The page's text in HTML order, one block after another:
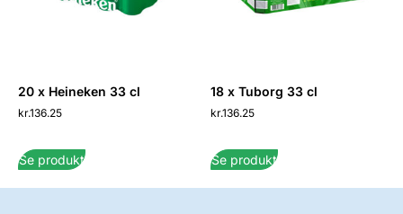
20 x Heineken 33 cl
kr.136.25
Se produkt
18 x Tuborg 33 cl
kr.136.25
Se produkt